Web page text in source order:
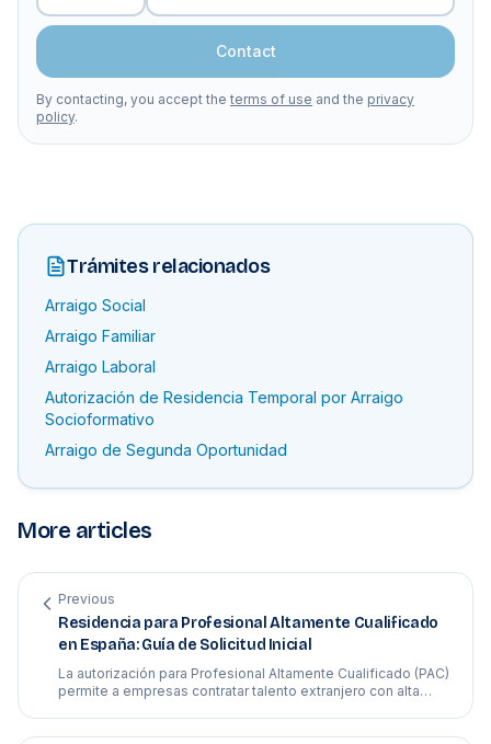
Contact
By contacting, you accept the terms of use and the privacy
policy.
Trámites relacionados
Arraigo Social
Arraigo Familiar
Arraigo Laboral
Autorización de Residencia Temporal por Arraigo
Socioformativo
Arraigo de Segunda Oportunidad
More articles
Previous
Residencia para Profesional Altamente Cualificado
en España: Guía de Solicitud Inicial
La autorización para Profesional Altamente Cualificado (PAC)
permite a empresas contratar talento extranjero con alta